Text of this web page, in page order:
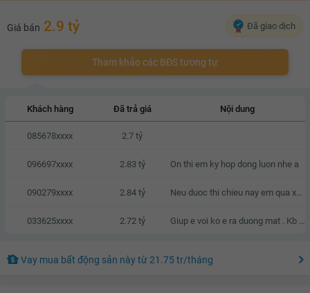
Giá bán 2.9 tỷ Đã giao dịch
Tham khảo các BĐS tương tự
Khách hàng Đã trả giá Nội dung
085678xxxx 2.7 tỷ
096697xxxx 2.83 tỷ On thi em ky hop dong luon nhe a
090279xxxx 2.84 tỷ Neu duoc thi chieu nay em qua xem nha
033625xxxx 2.72 tỷ
Vay mua bất động sản nàytừ21.75 tr/tháng